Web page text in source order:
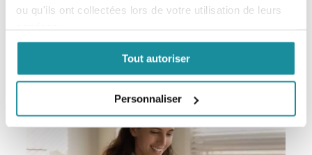
ou qu'ils ont collectées lors de votre utilisation de leurs
Tout autoriser
Personnaliser